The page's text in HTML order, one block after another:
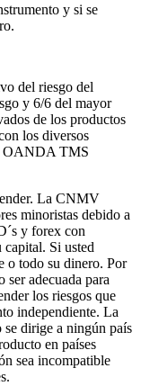
y si se
del riesgo del
y 6/6 del mayor
de los productos
los diversos
OANDA TMS
La CNMV
minoristas debido a
y forex con
capital. Si usted
o todo su dinero. Por
adecuada para
los riesgos que
independiente. La
dirige a ningún país
en países
sea incompatible